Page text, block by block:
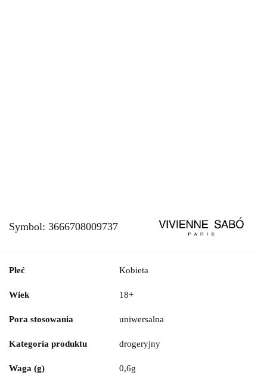
Symbol: 3666708009737
Płeć Kobieta
Wiek 18+
Pora stosowania uniwersalna
Kategoria produktu drogeryjny
Waga (g) 0,6g